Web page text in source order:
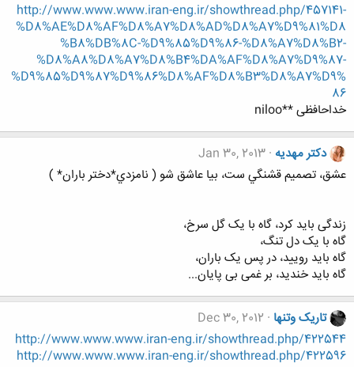
http://www.www.www.iran-eng.ir/showthread.php/457141-
%D8%AE%D8%AF%D8%A7%D8%AD%D8%A7%D9%81%D8
%B8%DB%8C-%D9%85%D9%86-%D8%A7%D8%B2-
%D8%A8%D8%A7%D8%B4%DA%AF%D8%A7%D9%87-
%D9%85%D9%87%D9%86%D8%AF%D8%B3%D8%A7%D9%
86
خداحافظی **niloo
دکتر مهدیه Jan 30, 2013
عشق، تصميم قشنگي ست، بيا عاشق شو ( نامزدي*دختر باران* )
زندگی باید کرد، گاه با یک گل سرخ،
گاه با یک دل تنگ،
گاه باید رویید، در پس یک باران،
گاه باید خندید، بر غمی بی پایان...
تاریک وتنها Dec 30, 2012
http://www.www.www.iran-eng.ir/showthread.php/422544
http://www.www.www.iran-eng.ir/showthread.php/422596